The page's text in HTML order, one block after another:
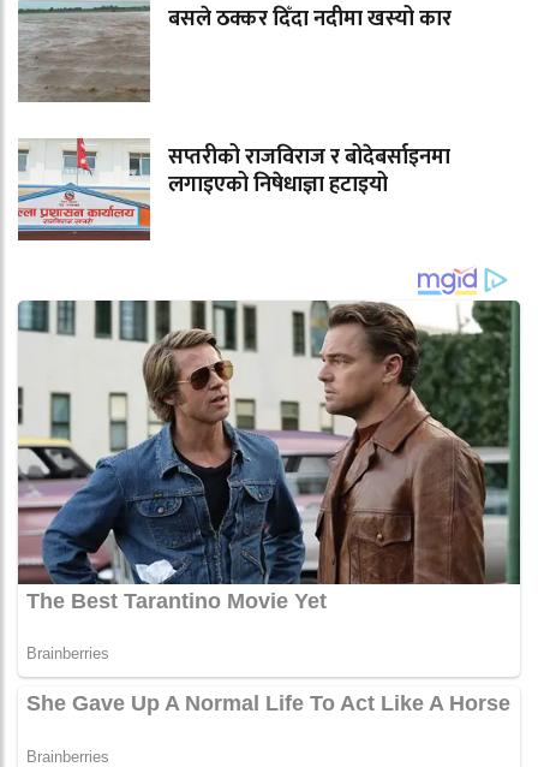
बसले ठक्कर दिँदा नदीमा खस्यो कार
सप्तरीको राजविराज र बोदेबर्साइनमा
लगाइएको निषेधाज्ञा हटाइयो